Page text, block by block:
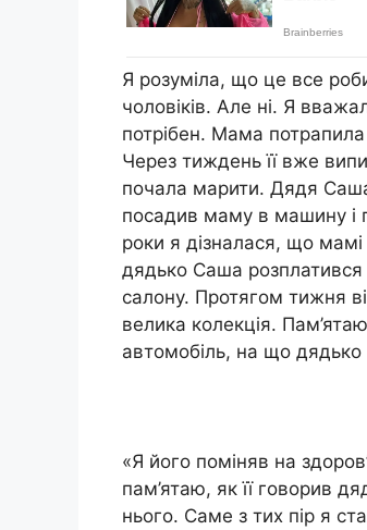
Я розуміла, що це все
чоловіків. Але ні. Я
потрібен. Мама потрапила
Через тиждень її вже
почала марити. Дядя Саша
посадив маму в машину і
роки я дізналася, що мамі
дядько Саша
салону. Протягом тижня
велика колекція.
автомобіль, на що дядько
«Я його поміняв на
пам’ятаю, як її говорив
нього. Саме з тих пір я